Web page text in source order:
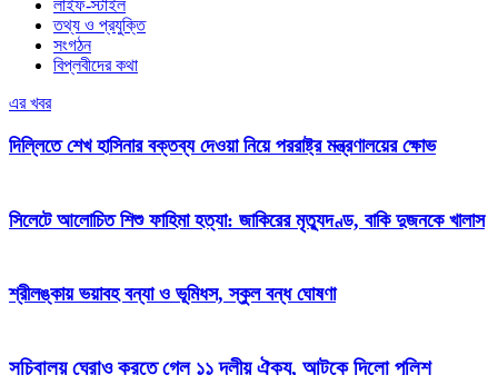
লাইফ-স্টাইল
তথ্য ও প্রযুক্তি
সংগঠন
বিপ্লবীদের কথা
এর খবর
দিল্লিতে শেখ হাসিনার বক্তব্য দেওয়া নিয়ে পররাষ্ট্র মন্ত্রণালয়ের ক্ষোভ
সিলেটে আলোচিত শিশু ফাহিমা হত্যা: জাকিরের মৃত্যুদণ্ড, বাকি দুজনকে খালাস
শ্রীলঙ্কায় ভয়াবহ বন্যা ও ভূমিধস, স্কুল বন্ধ ঘোষণা
সচিবালয় ঘেরাও করতে গেল ১১ দলীয় ঐক্য, আটকে দিলো পুলিশ